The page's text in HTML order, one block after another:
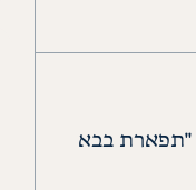
"תפארת בבא